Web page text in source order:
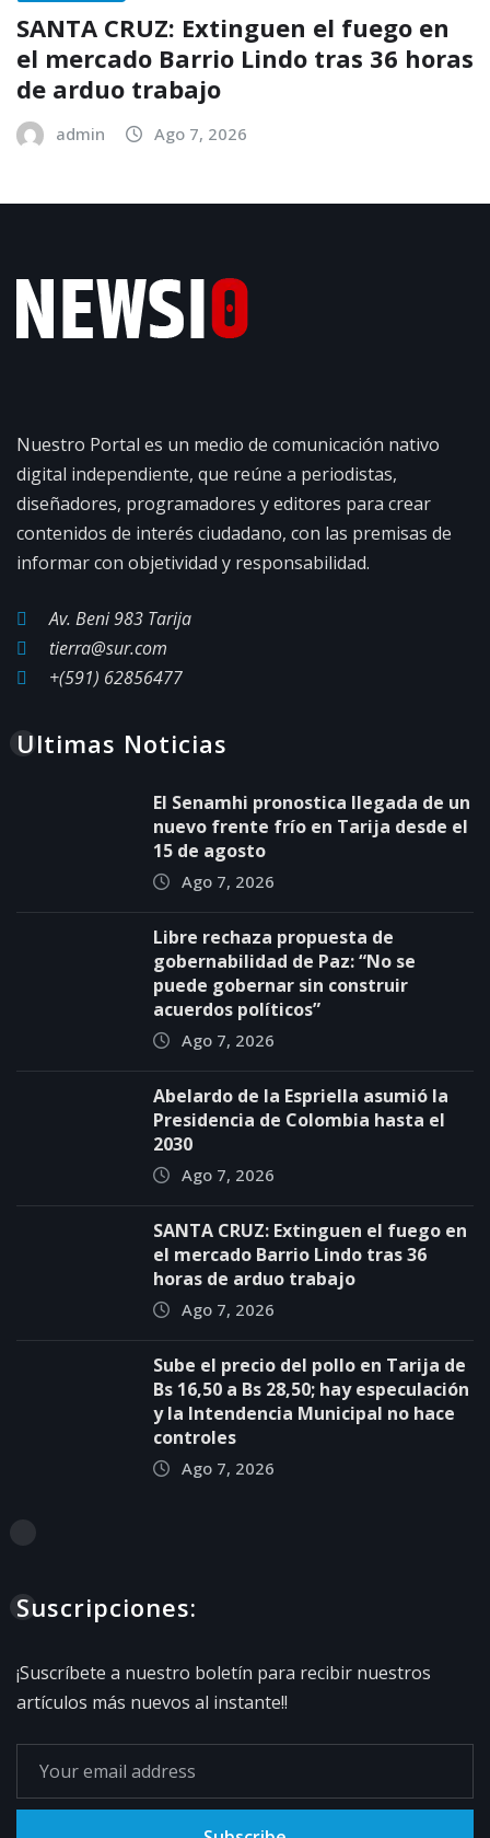
SANTA CRUZ: Extinguen el fuego en
el mercado Barrio Lindo tras 36 horas
de arduo trabajo
admin Ago 7, 2026
Nuestro Portal es un medio de comunicación nativo
digital independiente, que reúne a periodistas,
diseñadores, programadores y editores para crear
contenidos de interés ciudadano, con las premisas de
informar con objetividad y responsabilidad.
Av. Beni 983 Tarija
tierra@sur.com
+(591) 62856477
Ultimas Noticias
El Senamhi pronostica llegada de un
nuevo frente frío en Tarija desde el
15 de agosto
Ago 7, 2026
Libre rechaza propuesta de
gobernabilidad de Paz: “No se
puede gobernar sin construir
acuerdos políticos”
Ago 7, 2026
Abelardo de la Espriella asumió la
Presidencia de Colombia hasta el
2030
Ago 7, 2026
SANTA CRUZ: Extinguen el fuego en
el mercado Barrio Lindo tras 36
horas de arduo trabajo
Ago 7, 2026
Sube el precio del pollo en Tarija de
Bs 16,50 a Bs 28,50; hay especulación
y la Intendencia Municipal no hace
controles
Ago 7, 2026
Suscripciones:
¡Suscríbete a nuestro boletín para recibir nuestros
artículos más nuevos al instante!!